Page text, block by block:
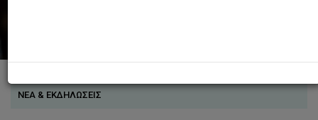
ΝΕΑ & ΕΚΔΗΛΩΣΕΙΣ